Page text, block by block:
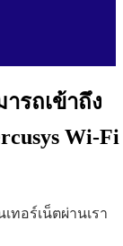
รถเข้าถึง
Wi-Fi
ทอร์เน็ตผ่านเรา